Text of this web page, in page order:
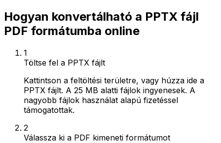
Hogyan konvertálható a PPTX fájl
PDF formátumba online
1
Töltse fel a PPTX fájlt
Kattintson a feltöltési területre, vagy húzza ide a
PPTX fájlt. A 25 MB alatti fájlok ingyenesek. A
nagyobb fájlok használat alapú fizetéssel
támogatottak.
2
Válassza ki a PDF kimeneti formátumot